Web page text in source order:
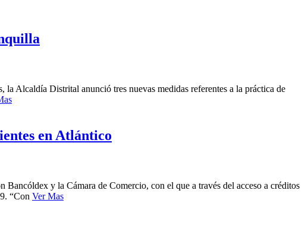
Alcaldía Distrital anunció tres nuevas medidas referentes a la práctica de
en Atlántico
y la Cámara de Comercio, con el que a través del acceso a créditos
“Con Ver Mas